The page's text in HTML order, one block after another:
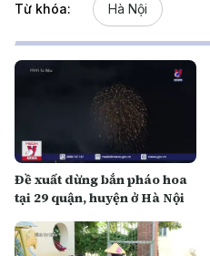
Từ khóa: Hà Nội
Đề xuất dừng bắn pháo hoa
tại 29 quận, huyện ở Hà Nội